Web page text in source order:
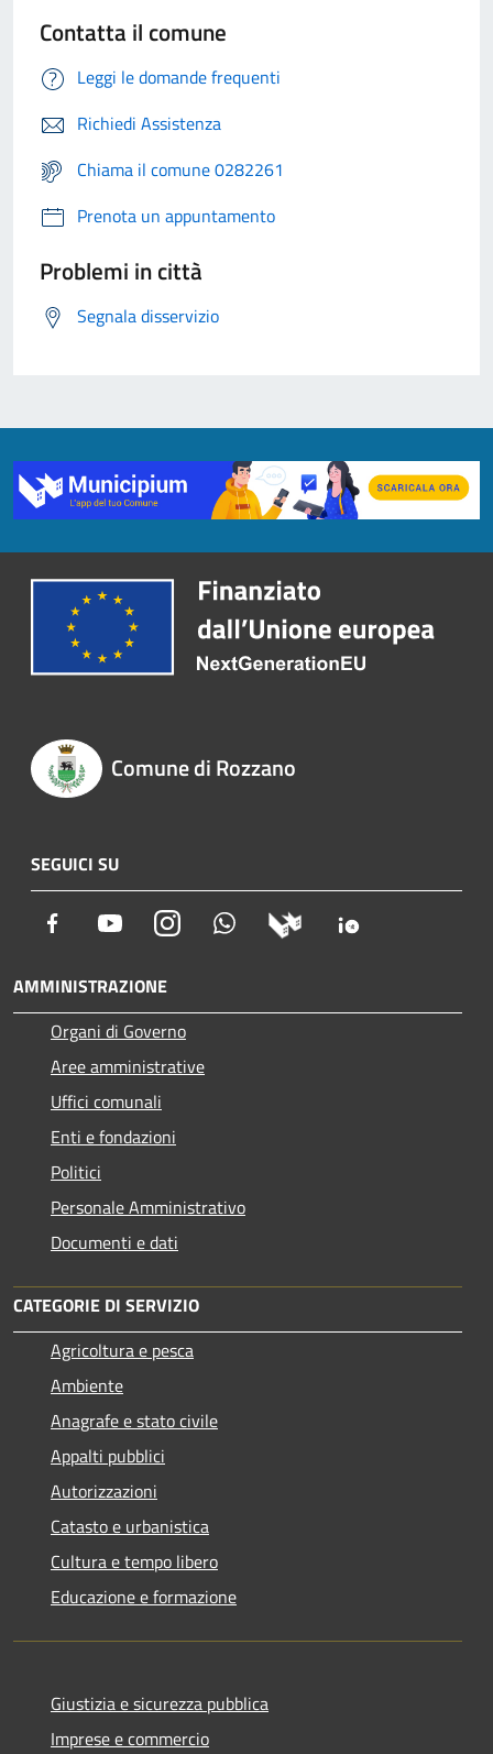
Contatta il comune
Leggi le domande frequenti
Richiedi Assistenza
Chiama il comune 0282261
Prenota un appuntamento
Problemi in città
Segnala disservizio
Comune di Rozzano
SEGUICI SU
Facebook YoutubeInstagram Whatsapp
AMMINISTRAZIONE
Organi di Governo
Aree amministrative
Uffici comunali
Enti e fondazioni
Politici
Personale Amministrativo
Documenti e dati
CATEGORIE DI SERVIZIO
Agricoltura e pesca
Ambiente
Anagrafe e stato civile
Appalti pubblici
Autorizzazioni
Catasto e urbanistica
Cultura e tempo libero
Educazione e formazione
Giustizia e sicurezza pubblica
Imprese e commercio